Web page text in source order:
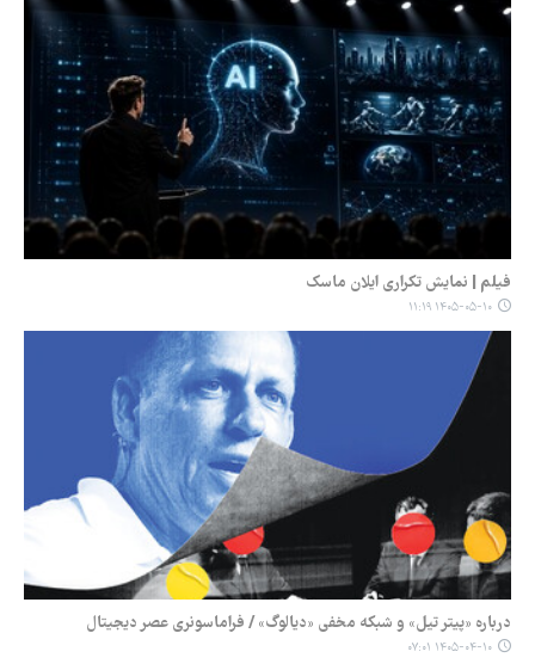
فیلم | نمایش تکراری ایلان ماسک
۱۴۰۵-۰۵-۱۰ ۱۱:۱۹
درباره «پیتر تیل» و شبکه مخفی «دیالوگ» / فراماسونری عصر دیجیتال
۱۴۰۵-۰۴-۱۰ ۰۷:۰۱